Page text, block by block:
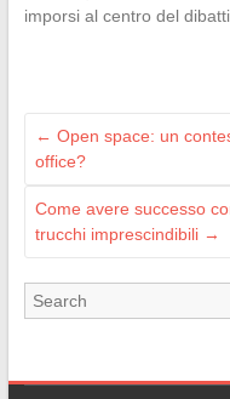
imporsi al centro del
← Open space: un
office?
Come avere successo
trucchi imprescindibili →